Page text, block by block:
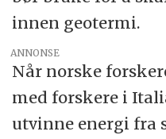
innen geotermi.
ANNONSE
Når norske
med forskere i
utvinne energi fra